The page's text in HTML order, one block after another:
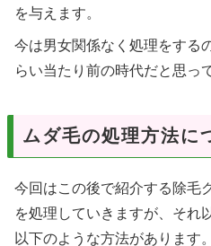
を与えます。
今は男女関係なく処理をする
らい当たり前の時代だと思っ
ムダ毛の処理方法に
今回はこの後で紹介する除毛
を処理していきますが、それ
以下のような方法があります。